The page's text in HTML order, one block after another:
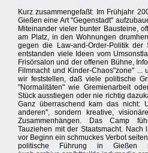
Kurz zusammengefaßt: Im Frühjahr
Gießen eine Art "Gegenstadt"
Miteinander vieler bunter Bausteine,
am Platz, in den Wohnungen
gegen die Law-and-Order-Politik der
entstanden viele Ideen vom
Frisörsalon und der offenen Bühne,
Filmnacht und Kinder-Chaos"zone"
wir feststellen, daß viele politische
"Normalitäten" wie Gremienarbeit
Stück ausstiegen oder nie richtig
Ganz überraschend kam das nicht:
anderen", sondern kreative,
Zusammenhängen. Das Camp
Tauziehen mit der Staatsmacht.
vor Beginn ein schmuckes Verbot
politische Führung in Gießen